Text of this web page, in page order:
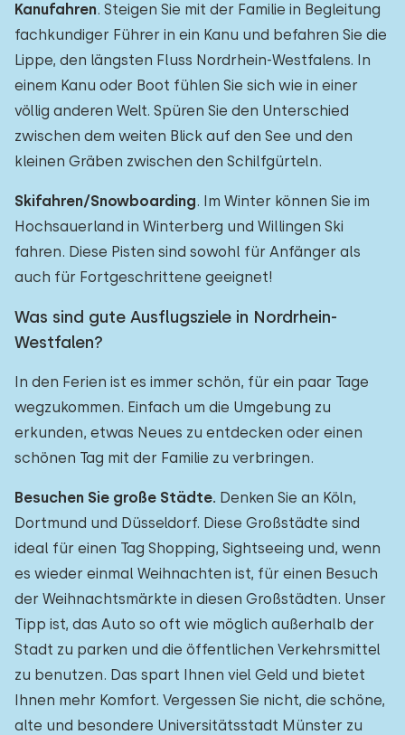
Kanufahren. Steigen Sie mit der Familie in Begleitung
fachkundiger Führer in ein Kanu und befahren Sie die
Lippe, den längsten Fluss Nordrhein-Westfalens. In
einem Kanu oder Boot fühlen Sie sich wie in einer
völlig anderen Welt. Spüren Sie den Unterschied
zwischen dem weiten Blick auf den See und den
kleinen Gräben zwischen den Schilfgürteln.
Skifahren/Snowboarding. Im Winter können Sie im
Hochsauerland in Winterberg und Willingen Ski
fahren. Diese Pisten sind sowohl für Anfänger als
auch für Fortgeschrittene geeignet!
Was sind gute Ausflugsziele in Nordrhein-
Westfalen?
In den Ferien ist es immer schön, für ein paar Tage
wegzukommen. Einfach um die Umgebung zu
erkunden, etwas Neues zu entdecken oder einen
schönen Tag mit der Familie zu verbringen.
Besuchen Sie große Städte. Denken Sie an Köln,
Dortmund und Düsseldorf. Diese Großstädte sind
ideal für einen Tag Shopping, Sightseeing und, wenn
es wieder einmal Weihnachten ist, für einen Besuch
der Weihnachtsmärkte in diesen Großstädten. Unser
Tipp ist, das Auto so oft wie möglich außerhalb der
Stadt zu parken und die öffentlichen Verkehrsmittel
zu benutzen. Das spart Ihnen viel Geld und bietet
Ihnen mehr Komfort. Vergessen Sie nicht, die schöne,
alte und besondere Universitätsstadt Münster zu